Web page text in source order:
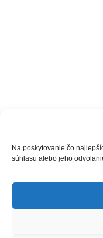
Na poskytovanie čo
súhlasu alebo jeho